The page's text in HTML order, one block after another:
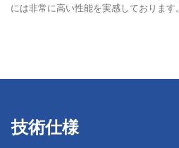
には非常に高い性能を実感しております。
技術仕様